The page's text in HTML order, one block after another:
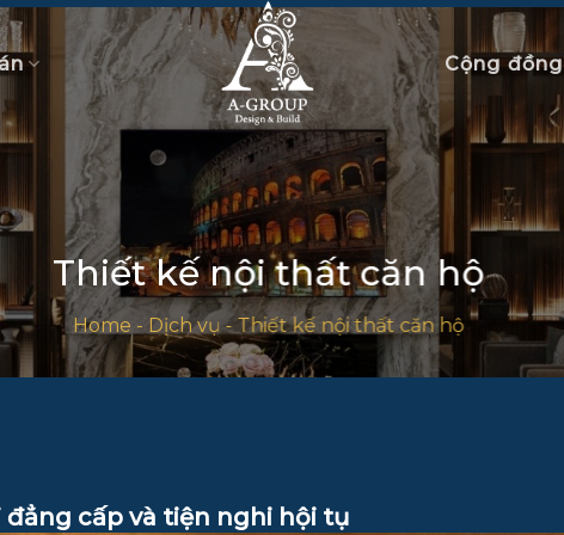
Cộng đồng
Thiết kế nội thất căn hộ
Home - Dịch vụ -Thiết kế nội thất căn hộ
cấp và tiện nghi hội tụ